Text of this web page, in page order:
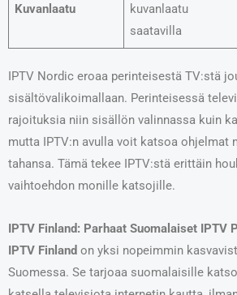
Kuvanlaatu
kuvanlaatu
saatavilla
IPTV Nordic eroaa perinteisestä TV:stä
sisältövalikoimallaan. Perinteisessä
rajoituksia niin sisällön valinnassa kuin
mutta IPTV:n avulla voit katsoa ohjelmat
tahansa. Tämä tekee IPTV:stä erittäin
vaihtoehdon monille katsojille.
IPTV Finland: Parhaat Suomalaiset IPTV
IPTV Finland on yksi nopeimmin
Suomessa. Se tarjoaa suomalaisille